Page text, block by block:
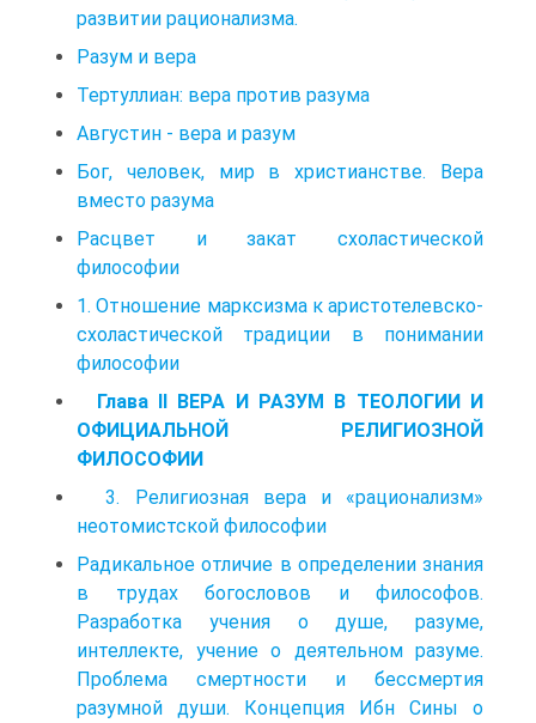
развитии рационализма.
Разум и вера
Тертуллиан: вера против разума
Августин - вера и разум
Бог, человек, мир в христианстве. Вера
вместо разума
Расцвет и закат схоластической
философии
1. Отношение марксизма к аристотелевско-
схоластической традиции в понимании
философии
Глава II ВЕРА И РАЗУМ В ТЕОЛОГИИ И
ОФИЦИАЛЬНОЙ РЕЛИГИОЗНОЙ
ФИЛОСОФИИ
3. Религиозная вера и «рационализм»
неотомистской философии
Радикальное отличие в определении знания
в трудах богословов и философов.
Разработка учения о душе, разуме,
интеллекте, учение о деятельном разуме.
Проблема смертности и бессмертия
разумной души. Концепция Ибн Сины о